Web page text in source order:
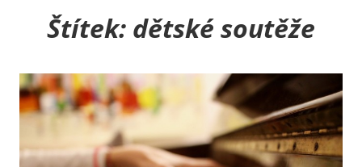
Štítek: dětské soutěže